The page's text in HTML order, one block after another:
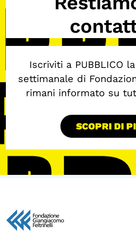
Iscriviti a PUBBLICO
settimanale di
rimani informato su
SCOPRI DI